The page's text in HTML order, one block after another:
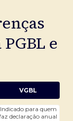
e
VGBL
Indicado para quem
declaração anual